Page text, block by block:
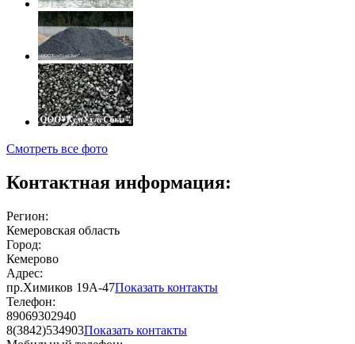
Смотреть все фото
Контактная информация:
Регион:
Кемеровская область
Город:
Кемерово
Адрес:
пр.Химиков 19А-47Показать контакты
Телефон:
89069302940
8(3842)534903Показать контакты